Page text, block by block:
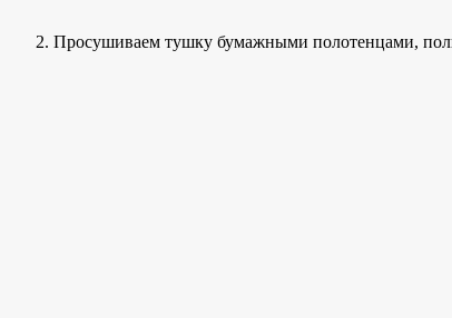
Просушиваем тушку бумажными полотенцами,